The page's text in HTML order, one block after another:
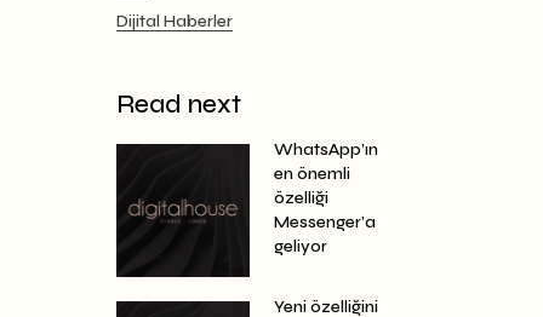
Dijital Haberler
Read next
WhatsApp’ın
en önemli
özelliği
Messenger’a
geliyor
Yeni özelliğini